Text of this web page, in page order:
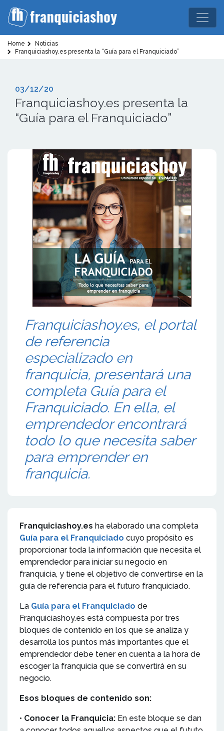
Home
Noticias
Franquiciashoy.es presenta la “Guía para el Franquiciado”
03/12/20
Franquiciashoy.es presenta la
“Guía para el Franquiciado”
Franquiciashoy.es, el portal
de referencia
especializado en
franquicia, presentará una
completa Guía para el
Franquiciado. En ella, el
emprendedor encontrará
todo lo que necesita saber
para emprender en
franquicia.
Franquiciashoy.es ha elaborado una completa
Guía para el Franquiciado cuyo propósito es
proporcionar toda la información que necesita el
emprendedor para iniciar su negocio en
franquicia, y tiene el objetivo de convertirse en la
guía de referencia para el futuro franquiciado.
La Guía para el Franquiciado de
Franquiciashoy.es está compuesta por tres
bloques de contenido en los que se analiza y
desarrolla los puntos más importantes que el
emprendedor debe tener en cuenta a la hora de
escoger la franquicia que se convertirá en su
negocio.
Esos bloques de contenido son:
• Conocer la Franquicia: En este bloque se dan